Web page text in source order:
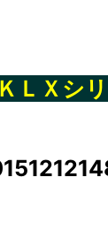
ＫＬＸシ